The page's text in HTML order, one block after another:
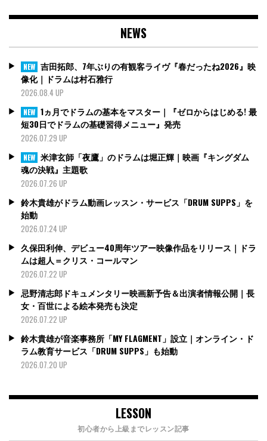
NEWS
NEW 吉田拓郎、7年ぶりの有観客ライヴ『春だったね2026』映
像化｜ドラムは村石雅行
2026.08.4 UP
NEW 1ヵ月でドラムの基本をマスター｜『ゼロからはじめる! 最
短30日でドラムの基礎習得メニュー』発売
2026.07.29 UP
NEW 米津玄師「夜鷹」のドラムは堀正輝｜映画『キングダム
魂の決戦』主題歌
2026.07.26 UP
鈴木貴雄がドラム動画レッスン・サービス「DRUM SUPPS」を
始動
2026.07.24 UP
久保田利伸、デビュー40周年ツアー映像作品をリリース｜ドラ
ムは超人＝クリス・コールマン
2026.07.22 UP
忌野清志郎ドキュメンタリー映画新予告＆出演者情報公開｜長
女・百世による絵本発売も決定
2026.07.22 UP
鈴木貴雄が音楽事務所「MY FLAGMENT」設立｜オンライン・ド
ラム教育サービス「DRUM SUPPS」も始動
2026.07.20 UP
LESSON
初心者から上級までレッスン記事